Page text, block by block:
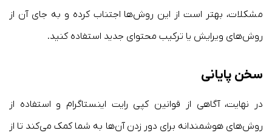
مشکلات، بهتر است از این روش‌ها اجتناب کرده و به جای آن از
روش‌های ویرایش یا ترکیب محتوای جدید استفاده کنید.
سخن پایانی
در نهایت، آگاهی از قوانین کپی رایت اینستاگرام و استفاده از
روش‌های هوشمندانه برای دور زدن آن‌ها به شما کمک می‌کند تا از